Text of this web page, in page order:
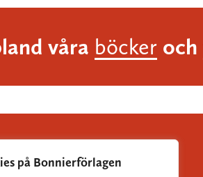
på Bonnierförlagen
våra böcker och